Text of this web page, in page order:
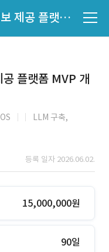
LLM 기반 맞춤형 여행 정보 제공 플랫폼 MVP 개발
플랫폼 MVP 개
LLM 구축,
등록 일자 2026.06.02.
15,000,000원
90일